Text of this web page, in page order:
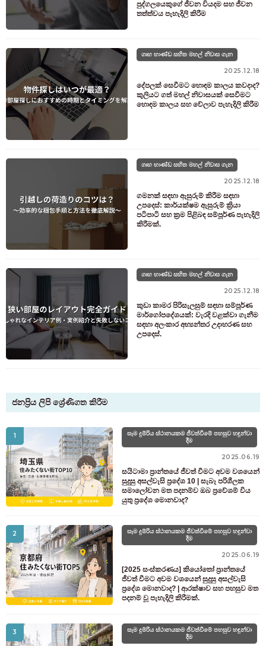
පුද්ගලයෙකුගේ ජීවන වියදම සහ ජීවන
තත්ත්වය පැහැදිලි කිරීම
ගෘහ භාණ්ඩ සහිත මහල් නිවාස ගැන
2025.12.18
දේපලක් සෙවීමට හොඳම කාලය කවදාද?
කුලියට ගත් මහල් නිවාසයක් සෙවීමට
හොඳම කාලය සහ වේලාව පැහැදිලි කිරීම
ගෘහ භාණ්ඩ සහිත මහල් නිවාස ගැන
2025.12.18
ගමනක් සඳහා ඇසුරුම් කිරීම සඳහා
උපදෙස්: කාර්යක්ෂම ඇසුරුම් ක්‍රියා
පටිපාටි සහ ක්‍රම පිළිබඳ සම්පූර්ණ පැහැදිලි
කිරීමක්.
ගෘහ භාණ්ඩ සහිත මහල් නිවාස ගැන
2025.12.18
කුඩා කාමර පිරිසැලසුම් සඳහා සම්පූර්ණ
මාර්ගෝපදේශයක්: වැරදි වළක්වා ගැනීම
සඳහා අලංකාර අභ්‍යන්තර උදාහරණ සහ
උපදෙස්.
ජනප්‍රිය ලිපි ශ්‍රේණිගත කිරීම
1
සෑම දුම්රිය ස්ථානයකම ජීවත්වීමේ පහසුව හඳුන්වා
දීම
2025.06.19
සයිටාමා ප්‍රාන්තයේ ජීවත් වීමට අවම වශයෙන්
සුදුසු අසල්වැසි ප්‍රදේශ 10 | සැබෑ පරිශීලක
සමාලෝචන මත පදනම්ව ඔබ ප්‍රවේශම් විය
යුතු ප්‍රදේශ මොනවාද?
2
සෑම දුම්රිය ස්ථානයකම ජීවත්වීමේ පහසුව හඳුන්වා
දීම
2025.06.19
[2025 සංස්කරණය] කියෝතෝ ප්‍රාන්තයේ
ජීවත් වීමට අවම වශයෙන් සුදුසු අසල්වැසි
ප්‍රදේශ මොනවාද? | ආරක්ෂාව සහ පහසුව මත
පදනම් වූ පැහැදිලි කිරීමක්.
3
සෑම දුම්රිය ස්ථානයකම ජීවත්වීමේ පහසුව හඳුන්වා
දීම